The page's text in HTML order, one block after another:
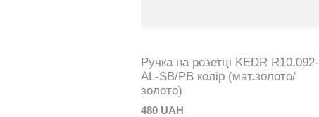
Ручка на розетці KEDR R10.092-
AL-SB/PB колір (мат.золото/
золото)
480 UAH